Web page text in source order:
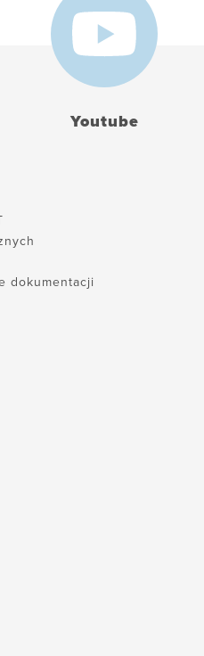
Youtube
dokumentacji